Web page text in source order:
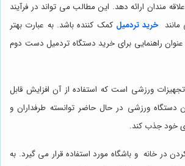
مندان ارائه دهد. این مطالب می تواند در فرآیند
خرید تردمیل کمک کننده باشد. به عبارت بهتر
عنوان راهنمایی برای خرید دستگاه تردمیل دست دوم
ورزشی است که استفاده از آن افزایش قابل
ورزشی در حال حاضر توانسته طرفداران و
خود جذب کند.
در خانه و باشگاه مورد استفاده قرار می گیرد. به